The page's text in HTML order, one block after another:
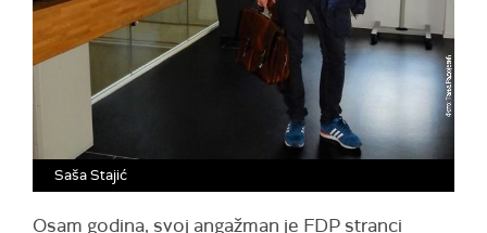
Saša Stajić
Osam godina, svoj angažman je FDP stranci